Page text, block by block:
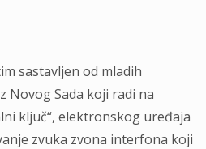
sastavljen od mladih
Novog Sada koji radi na
ključ“, elektronskog uređaja
zvuka zvona interfona koji